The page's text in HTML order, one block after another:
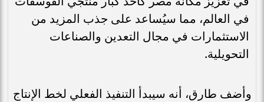
في العالم، مما سيُساعد على جذب المزيد من
الاستثمارات في مجال التعدين والصناعات
التحويلية.
وأضف طارق، أنه سيبدأ التنفيذ الفعلي لخط الإنتاج